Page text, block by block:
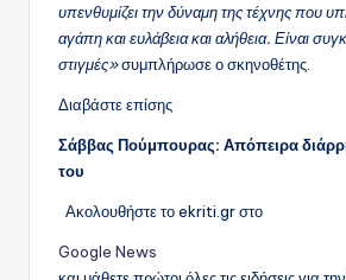
υπενθυμίζει την δύναμη της τέχνης που
αγάπη και ευλάβεια και αλήθεια. Είναι
στιγμές»συμπλήρωσε ο σκηνοθέτης.
Διαβάστε επίσης
Σάββας Πούμπουρας: Απόπειρα
του
Ακολουθήστε το ekriti.gr στο
Google News